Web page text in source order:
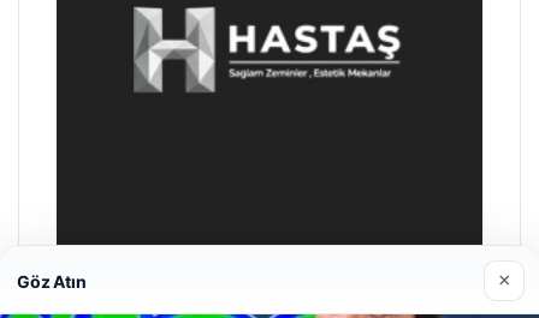
Göz Atın ×